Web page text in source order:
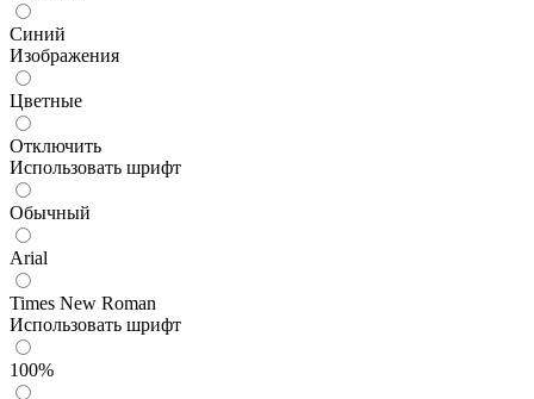
Синий
Изображения
Цветные
Отключить
Использовать шрифт
Обычный
Arial
Times New Roman
Использовать шрифт
100%